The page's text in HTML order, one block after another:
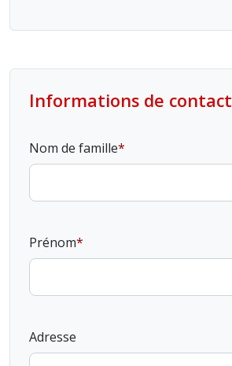
Informations de contact
Nom de famille
Prénom
Adresse